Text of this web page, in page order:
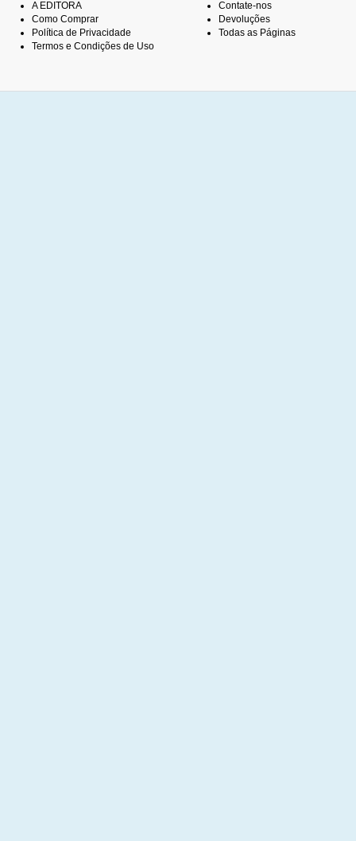
A EDITORA
Como Comprar
Política de Privacidade
Termos e Condições de Uso
Contate-nos
Devoluções
Todas as Páginas